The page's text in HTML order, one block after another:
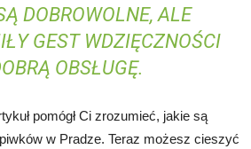
DOBROWOLNE, ALE
GEST WDZIĘCZNOŚCI
OBSŁUGĘ.
pomógł Ci zrozumieć, jakie są
w Pradze. Teraz możesz cieszyć